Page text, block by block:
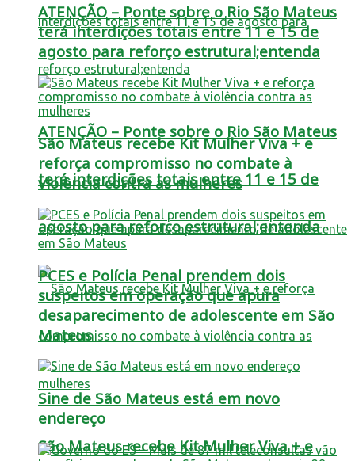
ATENÇÃO – Ponte sobre o Rio São Mateus
terá interdições totais entre 11 e 15 de
agosto para reforço estrutural;entenda
São Mateus recebe Kit Mulher Viva + e
ATENÇÃO – Ponte sobre o Rio São Mateus
terá interdições totais entre 11 e 15 de
agosto para reforço estrutural;entenda
São Mateus recebe Kit Mulher Viva + e
reforça compromisso no combate à
violência contra as mulheres
PCES e Polícia Penal prendem dois
suspeitos em operação que apura
desaparecimento de adolescente em São
Mateus
Sine de São Mateus está em novo
endereço